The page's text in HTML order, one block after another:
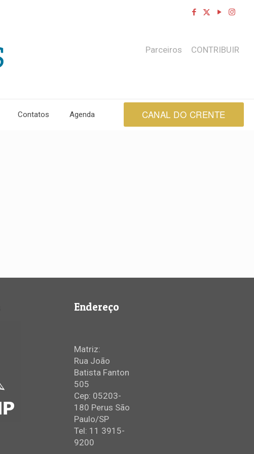
Contatos Agenda
Parceiros CONTRIBUIR
CANAL DO CRENTE
Endereço
Matriz:
Rua João
Batista Fanton
505
Cep: 05203-
180 Perus São
Paulo/SP
Tel: 11 3915-
9200